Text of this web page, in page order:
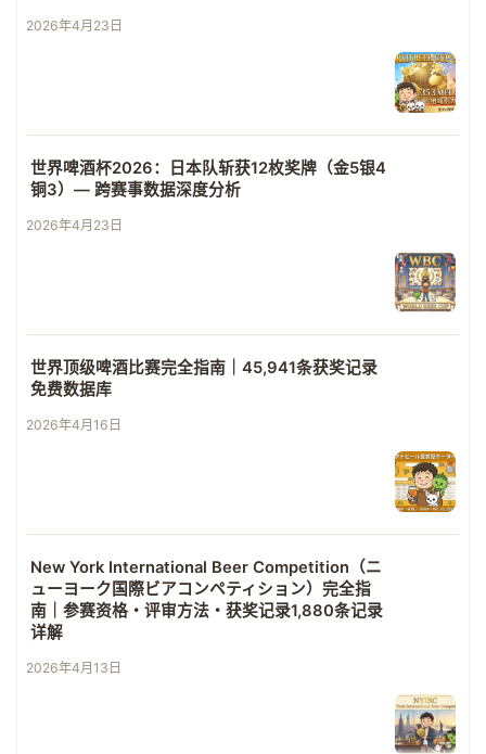
2026年4月23日
世界啤酒杯2026：日本队斩获12枚奖牌（金5银4
铜3）— 跨赛事数据深度分析
2026年4月23日
世界顶级啤酒比赛完全指南｜45,941条获奖记录
免费数据库
2026年4月16日
New York International Beer Competition（ニ
ューヨーク国際ビアコンペティション）完全指
南｜参赛资格・评审方法・获奖记录1,880条记录
详解
2026年4月13日